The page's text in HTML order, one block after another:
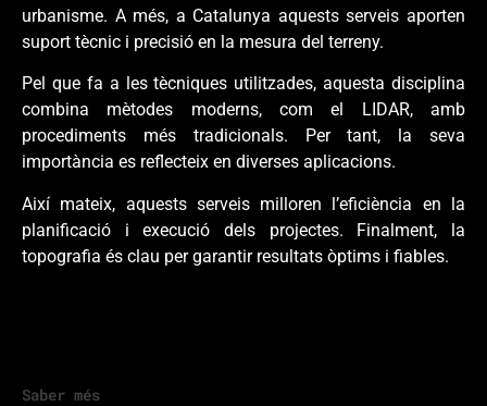
urbanisme. A més, a Catalunya aquests serveis aporten
suport tècnic i precisió en la mesura del terreny.
Pel que fa a les tècniques utilitzades, aquesta disciplina
combina mètodes moderns, com el LIDAR, amb
procediments més tradicionals. Per tant, la seva
importància es reflecteix en diverses aplicacions.
Així mateix, aquests serveis milloren l’eficiència en la
planificació i execució dels projectes. Finalment, la
topografia és clau per garantir resultats òptims i fiables.
Saber més